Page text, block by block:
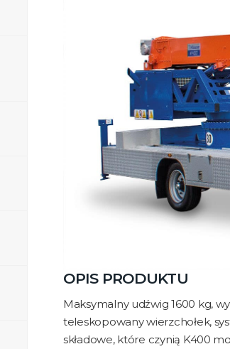
OPIS PRODUKTU
Maksymalny udźwig 1600 kg,
teleskopowany wierzchołek,
składowe, które czynią K400